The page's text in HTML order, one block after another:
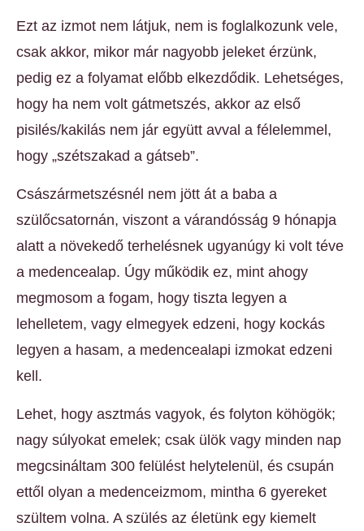
Ezt az izmot nem látjuk, nem is foglalkozunk vele,
csak akkor, mikor már nagyobb jeleket érzünk,
pedig ez a folyamat előbb elkezdődik. Lehetséges,
hogy ha nem volt gátmetszés, akkor az első
pisilés/kakilás nem jár együtt avval a félelemmel,
hogy „szétszakad a gátseb”.
Császármetszésnél nem jött át a baba a
szülőcsatornán, viszont a várandósság 9 hónapja
alatt a növekedő terhelésnek ugyanúgy ki volt téve
a medencealap. Úgy működik ez, mint ahogy
megmosom a fogam, hogy tiszta legyen a
lehelletem, vagy elmegyek edzeni, hogy kockás
legyen a hasam, a medencealapi izmokat edzeni
kell.
Lehet, hogy asztmás vagyok, és folyton köhögök;
nagy súlyokat emelek; csak ülök vagy minden nap
megcsináltam 300 felülést helytelenül, és csupán
ettől olyan a medenceizmom, mintha 6 gyereket
szültem volna. A szülés az életünk egy kiemelt